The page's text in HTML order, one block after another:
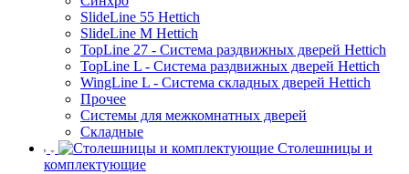
SlideLine 55 Hettich
SlideLine M Hettich
TopLine 27 - Система раздвижных дверей Hettich
TopLine L - Система раздвижных дверей Hettich
WingLine L - Система складных дверей Hettich
Прочее
Системы для межкомнатных дверей
Складные
Столешницы и
комплектующие